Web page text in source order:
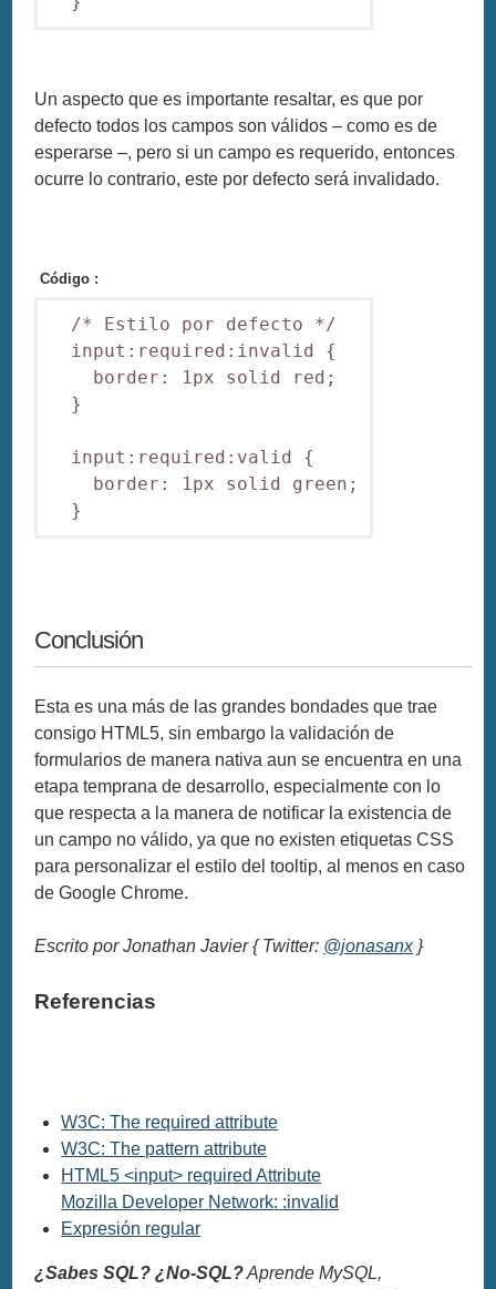
Un aspecto que es importante resaltar, es que por
defecto todos los campos son válidos – como es de
esperarse –, pero si un campo es requerido, entonces
ocurre lo contrario, este por defecto será invalidado.
Código :
/* Estilo por defecto */
input:required:invalid {
border: 1px solid red;
}
input:required:valid {
border: 1px solid green;
}
Conclusión
Esta es una más de las grandes bondades que trae
consigo HTML5, sin embargo la validación de
formularios de manera nativa aun se encuentra en una
etapa temprana de desarrollo, especialmente con lo
que respecta a la manera de notificar la existencia de
un campo no válido, ya que no existen etiquetas CSS
para personalizar el estilo del tooltip, al menos en caso
de Google Chrome.
Escrito por Jonathan Javier { Twitter: @jonasanx}
Referencias
W3C: The required attribute
W3C: The pattern attribute
HTML5 <input> required Attribute
Mozilla Developer Network: :invalid
Expresión regular
¿Sabes SQL? ¿No-SQL?Aprende MySQL,